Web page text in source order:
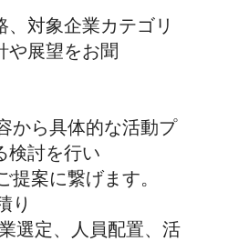
対象企業カテゴリ
や展望をお聞
ら具体的な活動プ
検討を行い
案に繋げます。
り
選定、人員配置、活